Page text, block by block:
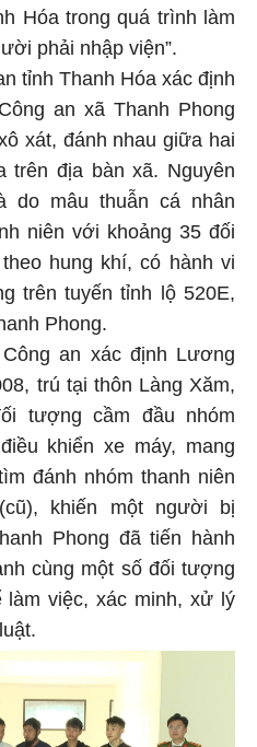
Hóa trong quá trình làm
phải nhập viện”.
tỉnh Thanh Hóa xác định
an xã Thanh Phong
xát, đánh nhau giữa hai
trên địa bàn xã. Nguyên
do mâu thuẫn cá nhân
niên với khoảng 35 đối
hung khí, có hành vi
trên tuyến tỉnh lộ 520E,
Phong.
an xác định Lương
trú tại thôn Làng Xăm,
tượng cầm đầu nhóm
khiển xe máy, mang
đánh nhóm thanh niên
khiến một người bị
Phong đã tiến hành
cùng một số đối tượng
làm việc, xác minh, xử lý